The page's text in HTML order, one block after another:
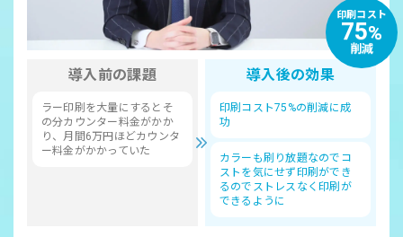
導入前の課題
ラー印刷を大量にするとそ
の分カウンター料金がかか
り、月間6万円ほどカウンタ
ー料金がかかっていた
印刷コスト
75%
削減
導入後の効果
印刷コスト75%の削減に成
功
カラーも刷り放題なのでコ
ストを気にせず印刷ができ
るのでストレスなく印刷が
できるように